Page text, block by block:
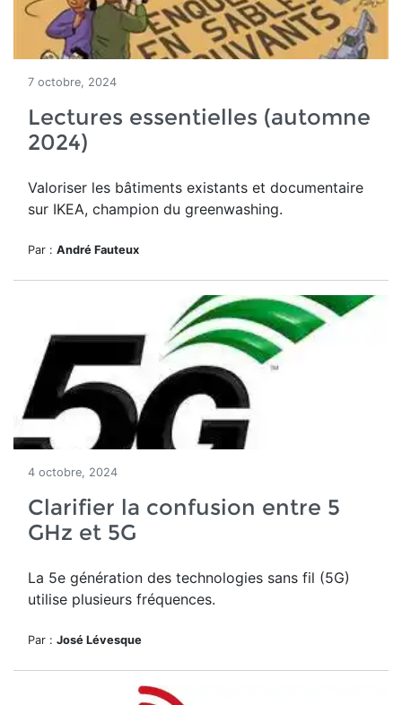
7 octobre, 2024
Lectures essentielles (automne
2024)
Valoriser les bâtiments existants et documentaire
sur IKEA, champion du greenwashing.
Par : André Fauteux
4 octobre, 2024
Clarifier la confusion entre 5
GHz et 5G
La 5e génération des technologies sans fil (5G)
utilise plusieurs fréquences.
Par : José Lévesque